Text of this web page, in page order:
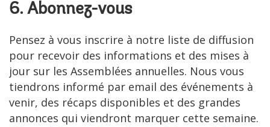
6. Abonnez-vous
Pensez à vous inscrire à notre liste de diffusion
pour recevoir des informations et des mises à
jour sur les Assemblées annuelles. Nous vous
tiendrons informé par email des événements à
venir, des récaps disponibles et des grandes
annonces qui viendront marquer cette semaine.